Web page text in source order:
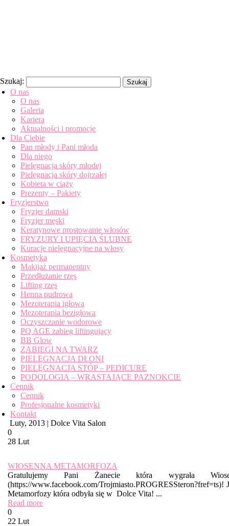
Szukaj:
O nas
O nas
Galeria
Kariera
Aktualności i promocje
Dla Ciebie
Pan młody i Pani młoda
Dla niego
Pielęgnacja skóry młodej
Pielęgnacja skóry dojrzałej
Kobieta w ciąży
Prezenty – Pakiety
Fryzjerstwo
Fryzjer damski
Fryzjer męski
Keratynowe prostowanie włosów
FRYZURY I UPIĘCIA ŚLUBNE
Kuracje pielęgnacyjne na włosy
Kosmetyka
Makijaż permanentny
Przedłużanie rzęs
Lifting rzęs
Henna pudrowa
Mezoterapia igłowa
Mezoterapia bezigłowa
Oczyszczanie wodorowe
PQ AGE zabieg liftingujący
BB Glow
ZABIEGI NA TWARZ
PIELĘGNACJA DŁONI
PIELĘGNACJA STÓP – PEDICURE
PODOLOGIA – WRASTAJĄCE PAZNOKCIE
Cennik
Cennik
Profesjonalne kosmetyki
Kontakt
Luty, 2013 | Dolce Vita Salon
0
28 Lut
WIOSENNA METAMORFOZA
Gratulujemy Pani Żanecie która wygrała
(https://www.facebook.com/
Metamorfozy która odbyła się w Dolce Vita! ...
Read more
0
22 Lut